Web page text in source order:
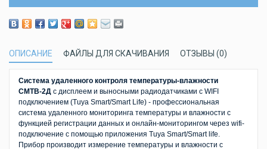
ОПИСАНИЕ ФАЙЛЫ ДЛЯ СКАЧИВАНИЯ ОТЗЫВЫ (0)
Система удаленного контроля температуры-влажности
СМТВ-2Д с дисплеем и выносными радиодатчиками с WIFI
подключением (Tuya Smart/Smart Life) - профессиональная
система удаленного мониторинга температуры и влажности с
функцией регистрации данных и онлайн-мониторингом через wifi-
подключение с помощью приложения Tuya Smart/Smart life.
Прибор производит измерение температуры и влажности с